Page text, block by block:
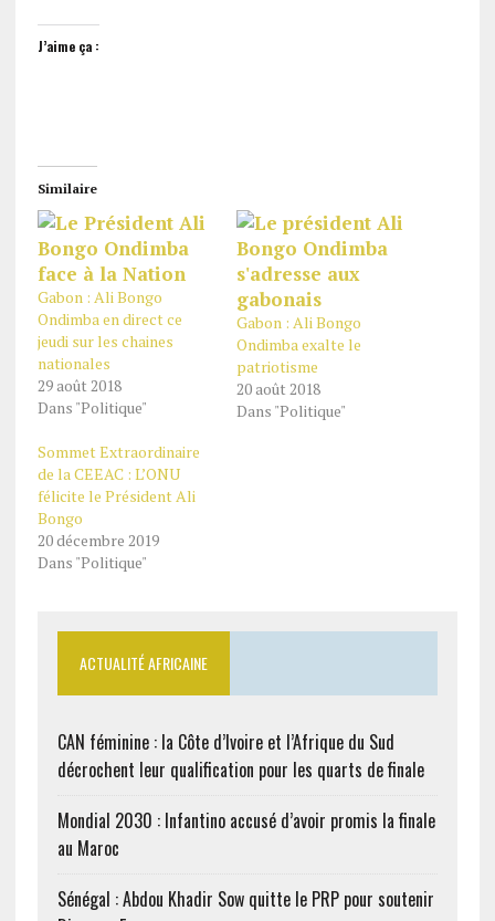
J’aime ça :
Similaire
Gabon : Ali Bongo
Ondimba en direct ce
jeudi sur les chaines
nationales
29 août 2018
Dans "Politique"
Gabon : Ali Bongo
Ondimba exalte le
patriotisme
20 août 2018
Dans "Politique"
Sommet Extraordinaire
de la CEEAC : L’ONU
félicite le Président Ali
Bongo
20 décembre 2019
Dans "Politique"
ACTUALITÉ AFRICAINE
CAN féminine : la Côte d’Ivoire et l’Afrique du Sud
décrochent leur qualification pour les quarts de finale
Mondial 2030 : Infantino accusé d’avoir promis la finale
au Maroc
Sénégal : Abdou Khadir Sow quitte le PRP pour soutenir